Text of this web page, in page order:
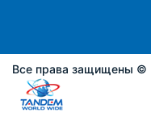
Все права защищены ©